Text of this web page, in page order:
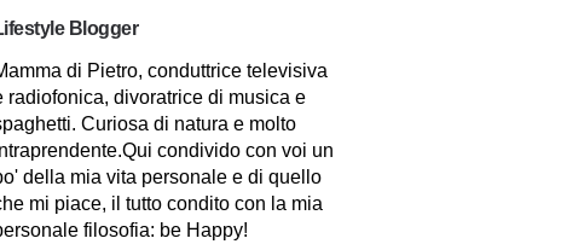
Blogger
di Pietro, conduttrice televisiva
radiofonica, divoratrice di musica e
Curiosa di natura e molto
condivido con voi un
della mia vita personale e di quello
mi piace, il tutto condito con la mia
filosofia: be Happy!